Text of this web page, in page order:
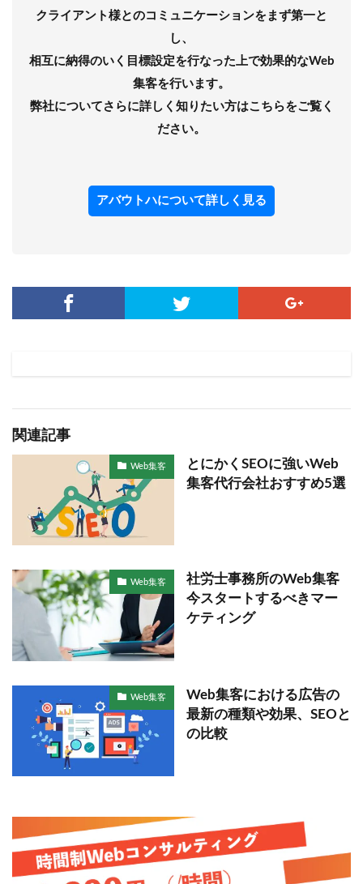
クライアント様とのコミュニケーションをまず第一と
し、
相互に納得のいく目標設定を行なった上で効果的なWeb
集客を行います。
弊社についてさらに詳しく知りたい方はこちらをご覧く
ださい。
アバウトハについて詳しく見る
関連記事
Web集客
とにかくSEOに強いWeb
集客代行会社おすすめ5選
Web集客
社労士事務所のWeb集客
今スタートするべきマー
ケティング
Web集客
Web集客における広告の
最新の種類や効果、SEOと
の比較